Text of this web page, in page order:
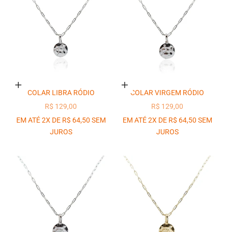
Adicionar ao carrinho
COLAR LIBRA RÓDIO
PREÇO PROMOCIONAL
R$ 129,00
EM ATÉ 2X DE R$ 64,50 SEM
JUROS
Adicionar ao carrinho
COLAR VIRGEM RÓDIO
PREÇO PROMOCIONAL
R$ 129,00
EM ATÉ 2X DE R$ 64,50 SEM
JUROS